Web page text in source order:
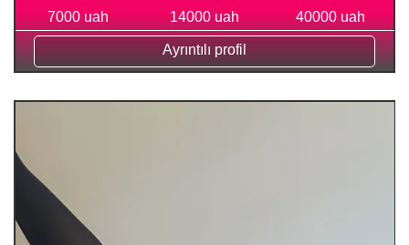
7000 uah
14000 uah
40000 uah
Ayrıntılı profil